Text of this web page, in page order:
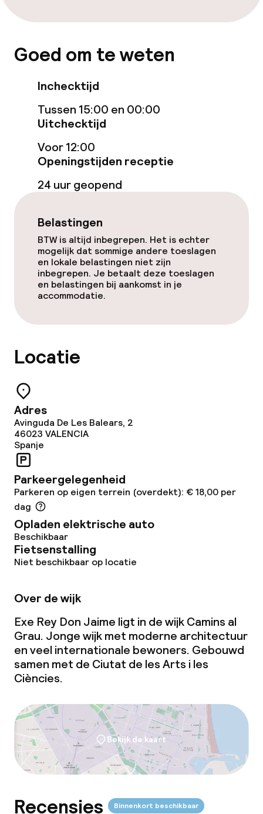
Zwemmen & wellness
Zoetwater buitenzwembad
Fitnessruimte / gym
Entertainment
Betaalde wifi
Eet- en drinkgelegenheden
Restaurant
Bar
Ontbijtbuffet
Schoonmaakvoorzieningen
Wasservice
Zakelijke faciliteiten
Conferentieruimte
Beleid
Overal rookvrij
Goed om te weten
Inchecktijd
Tussen 15:00 en 00:00
Uitchecktijd
Voor 12:00
Openingstijden receptie
24 uur geopend
Belastingen
BTW is altijd inbegrepen. Het is echter
mogelijk dat sommige andere toeslagen
en lokale belastingen niet zijn
inbegrepen. Je betaalt deze toeslagen
en belastingen bij aankomst in je
accommodatie.
Locatie
Adres
Avinguda De Les Balears, 2
46023 VALENCIA
Spanje
Parkeergelegenheid
Parkeren op eigen terrein (overdekt): € 18,00 per
dag
Opladen elektrische auto
Beschikbaar
Fietsenstalling
Niet beschikbaar op locatie
Over de wijk
Exe Rey Don Jaime ligt in de wijk Camins al
Grau. Jonge wijk met moderne architectuur
en veel internationale bewoners. Gebouwd
samen met de Ciutat de les Arts i les
Ciències.
Bekijk de kaart
Recensies Binnenkort beschikbaar